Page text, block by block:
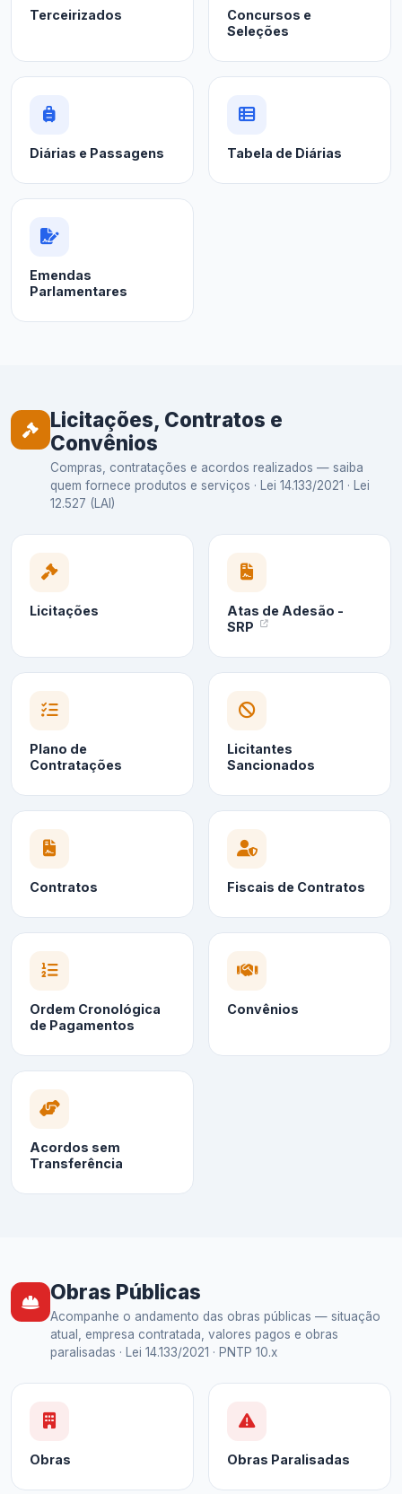
Terceirizados
Concursos e
Seleções
Diárias e Passagens Tabela de Diárias
Emendas
Parlamentares
Licitações, Contratos e
Convênios
Compras, contratações e acordos realizados — saiba
quem fornece produtos e serviços · Lei 14.133/2021 · Lei
12.527 (LAI)
Licitações
Atas de Adesão -
SRP
Plano de
Contratações
Licitantes
Sancionados
Contratos Fiscais de Contratos
Ordem Cronológica
de Pagamentos
Convênios
Acordos sem
Transferência
Obras Públicas
Acompanhe o andamento das obras públicas — situação
atual, empresa contratada, valores pagos e obras
paralisadas · Lei 14.133/2021 · PNTP 10.x
Obras Obras Paralisadas